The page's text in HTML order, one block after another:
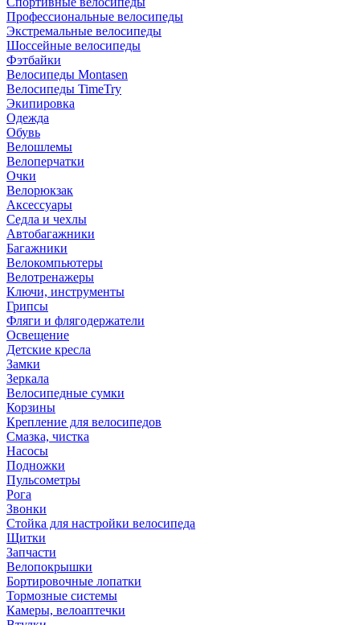
Профессиональные велосипеды
Экстремальные велосипеды
Шоссейные велосипеды
Фэтбайки
Велосипеды Montasen
Велосипеды TimeTry
Экипировка
Одежда
Обувь
Велошлемы
Велоперчатки
Очки
Велорюкзак
Аксессуары
Седла и чехлы
Автобагажники
Багажники
Велокомпьютеры
Велотренажеры
Ключи, инструменты
Грипсы
Фляги и флягодержатели
Освещение
Детские кресла
Замки
Зеркала
Велосипедные сумки
Корзины
Крепление для велосипедов
Смазка, чистка
Насосы
Подножки
Пульсометры
Рога
Звонки
Стойка для настройки велосипеда
Щитки
Запчасти
Велопокрышки
Бортировочные лопатки
Тормозные системы
Камеры, велоаптечки